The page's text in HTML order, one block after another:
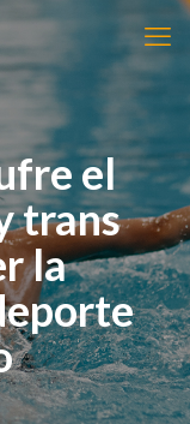
el
trans
la